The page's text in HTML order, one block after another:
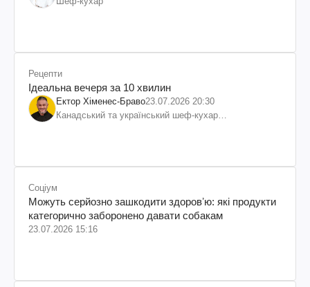
Рецепти
Ідеальна вечеря за 10 хвилин
Ектор Хіменес-Браво23.07.2026 20:30
Канадський та український шеф-кухар
Соціум
Можуть серйозно зашкодити здоровʼю: які продукти
категорично заборонено давати собакам
23.07.2026 15:16